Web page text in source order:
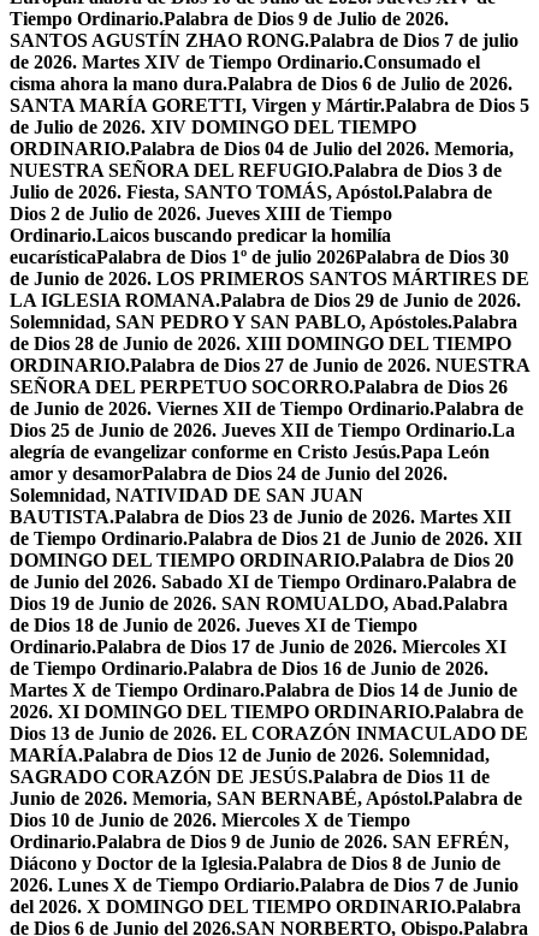
Tiempo Ordinario.Palabra de Dios 9 de Julio de 2026.
SANTOS AGUSTÍN ZHAO RONG.Palabra de Dios 7 de julio
de 2026. Martes XIV de Tiempo Ordinario.Consumado el
cisma ahora la mano dura.Palabra de Dios 6 de Julio de 2026.
SANTA MARÍA GORETTI, Virgen y Mártir.Palabra de Dios 5
de Julio de 2026. XIV DOMINGO DEL TIEMPO
ORDINARIO.Palabra de Dios 04 de Julio del 2026. Memoria,
NUESTRA SEÑORA DEL REFUGIO.Palabra de Dios 3 de
Julio de 2026. Fiesta, SANTO TOMÁS, Apóstol.Palabra de
Dios 2 de Julio de 2026. Jueves XIII de Tiempo
Ordinario.Laicos buscando predicar la homilía
eucarísticaPalabra de Dios 1º de julio 2026Palabra de Dios 30
de Junio de 2026. LOS PRIMEROS SANTOS MÁRTIRES DE
LA IGLESIA ROMANA.Palabra de Dios 29 de Junio de 2026.
Solemnidad, SAN PEDRO Y SAN PABLO, Apóstoles.Palabra
de Dios 28 de Junio de 2026. XIII DOMINGO DEL TIEMPO
ORDINARIO.Palabra de Dios 27 de Junio de 2026. NUESTRA
SEÑORA DEL PERPETUO SOCORRO.Palabra de Dios 26
de Junio de 2026. Viernes XII de Tiempo Ordinario.Palabra de
Dios 25 de Junio de 2026. Jueves XII de Tiempo Ordinario.La
alegría de evangelizar conforme en Cristo Jesús.Papa León
amor y desamorPalabra de Dios 24 de Junio del 2026.
Solemnidad, NATIVIDAD DE SAN JUAN
BAUTISTA.Palabra de Dios 23 de Junio de 2026. Martes XII
de Tiempo Ordinario.Palabra de Dios 21 de Junio de 2026. XII
DOMINGO DEL TIEMPO ORDINARIO.Palabra de Dios 20
de Junio del 2026. Sabado XI de Tiempo Ordinaro.Palabra de
Dios 19 de Junio de 2026. SAN ROMUALDO, Abad.Palabra
de Dios 18 de Junio de 2026. Jueves XI de Tiempo
Ordinario.Palabra de Dios 17 de Junio de 2026. Miercoles XI
de Tiempo Ordinario.Palabra de Dios 16 de Junio de 2026.
Martes X de Tiempo Ordinaro.Palabra de Dios 14 de Junio de
2026. XI DOMINGO DEL TIEMPO ORDINARIO.Palabra de
Dios 13 de Junio de 2026. EL CORAZÓN INMACULADO DE
MARÍA.Palabra de Dios 12 de Junio de 2026. Solemnidad,
SAGRADO CORAZÓN DE JESÚS.Palabra de Dios 11 de
Junio de 2026. Memoria, SAN BERNABÉ, Apóstol.Palabra de
Dios 10 de Junio de 2026. Miercoles X de Tiempo
Ordinario.Palabra de Dios 9 de Junio de 2026. SAN EFRÉN,
Diácono y Doctor de la Iglesia.Palabra de Dios 8 de Junio de
2026. Lunes X de Tiempo Ordiario.Palabra de Dios 7 de Junio
del 2026. X DOMINGO DEL TIEMPO ORDINARIO.Palabra
de Dios 6 de Junio del 2026.SAN NORBERTO, Obispo.Palabra